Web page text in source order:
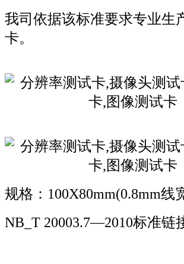
我司依据该标准要求专业生
卡。
规格：100X80mm(0.8mm线
NB_T 20003.7—2010标准链